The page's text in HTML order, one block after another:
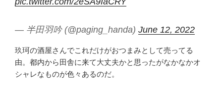
— 半田羽吟 (@paging_handa) June 12, 2022
玖珂の酒屋さんでこれだけがおつまみとして売ってる
由。都内から田舎に来て大丈夫かと思ったがなかなかオ
シャレなものが色々あるのだ。